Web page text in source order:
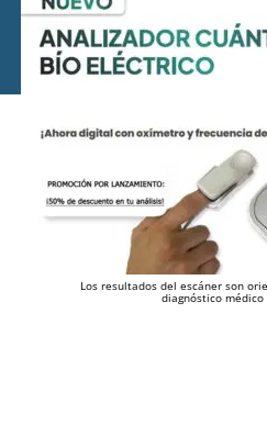
Los resultados del escáner son
diagnóstico